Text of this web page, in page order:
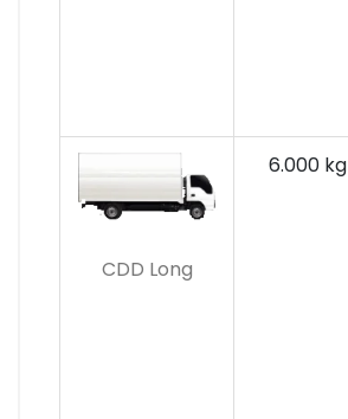
CDD Long
6.000 kg